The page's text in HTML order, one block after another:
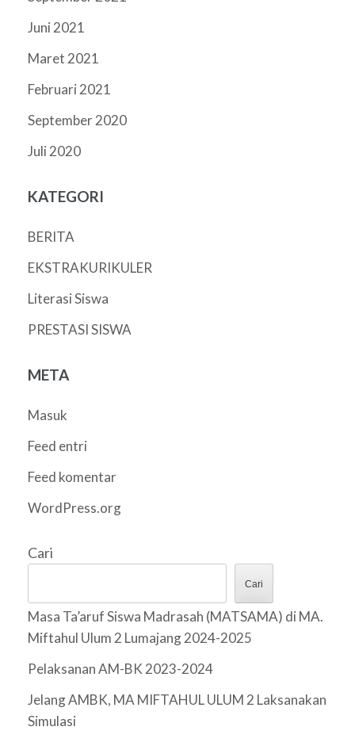
Juni 2021
Maret 2021
Februari 2021
September 2020
Juli 2020
KATEGORI
BERITA
EKSTRAKURIKULER
Literasi Siswa
PRESTASI SISWA
META
Masuk
Feed entri
Feed komentar
WordPress.org
Cari
Cari
Masa Ta’aruf Siswa Madrasah (MATSAMA) di MA.
Miftahul Ulum 2 Lumajang 2024-2025
Pelaksanan AM-BK 2023-2024
Jelang AMBK, MA MIFTAHUL ULUM 2 Laksanakan
Simulasi